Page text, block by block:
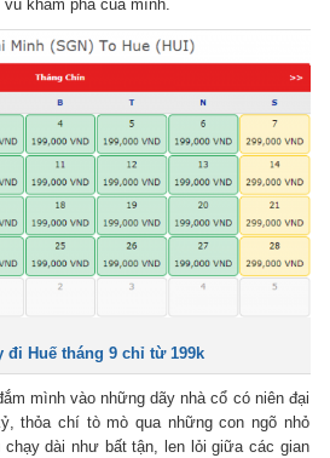
khám phá của mình.
đi Huế tháng 9 chỉ từ 199k
mình vào những dãy nhà cổ có niên đại
thỏa chí tò mò qua những con ngõ nhỏ
chạy dài như bất tận, len lỏi giữa các gian